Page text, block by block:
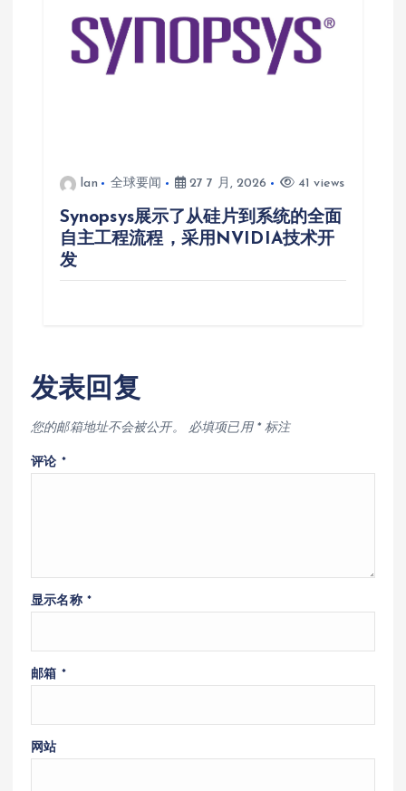
lan 全球要闻 27 7 月, 2026 41 views
Synopsys展示了从硅片到系统的全面
自主工程流程，采用NVIDIA技术开
发
发表回复
您的邮箱地址不会被公开。 必填项已用 *标注
评论 *
显示名称 *
邮箱 *
网站